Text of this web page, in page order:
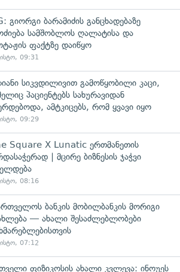
გიორგი ბარამიძის განცხადებაზე
სამშობლოს ღალატისა და
ფაქტზე დაიწყო
09:31
სიკვდილივით გამოწყობილი კაცი,
პაციენტებს სახურავიდან
ამტკიცებს, რომ ყვავი იყო
09:29
Square X Lunatic ერთმანეთის
| მცირე ბიზნესის ჯაჭვი
08:16
ბანკის მობილბანკის მორიგი
— ახალი შესაძლებლობები
07:12
ფიზიკოსის ახალი კვლევა: ინოუეს